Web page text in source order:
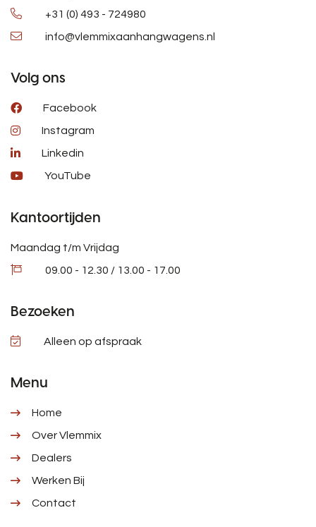
+31 (0) 493 - 724980
info@vlemmixaanhangwagens.nl
Volg ons
Facebook
Instagram
Linkedin
YouTube
Kantoortijden
Maandag t/m Vrijdag
09.00 - 12.30 / 13.00 - 17.00
Bezoeken
Alleen op afspraak
Menu
Home
Over Vlemmix
Dealers
Werken Bij
Contact